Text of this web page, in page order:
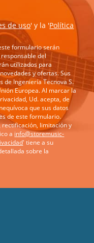
de uso' y la 'Política
formulario serán
del
utilizados para
y ofertas. Sus
de Ingeniería Tecnova S.
Europea. Al marcar la
Ud. acepta, de
que sus datos
de este formulario.
rectificación, limitación y
a info@storemusic-
' tiene a su
sobre la